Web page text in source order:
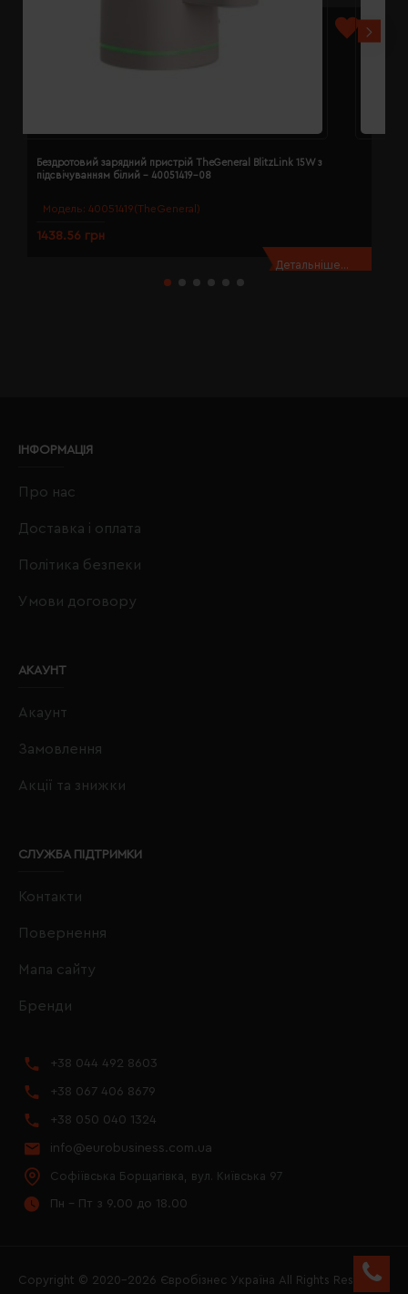
Модель: 40051419(TheGeneral)
Бездротовий зарядний пристрій TheGeneral BlitzLink 15W з
підсвічуванням білий - 40051419-08
1438.56 грн
Детальніше...
ІНФОРМАЦІЯ
Про нас
Доставка і оплата
Політика безпеки
Умови договору
АКАУНТ
Акаунт
Замовлення
Акції та знижки
СЛУЖБА ПІДТРИМКИ
Контакти
Повернення
Мапа сайту
Бренди
+38 044 492 8603
+38 067 406 8679
+38 050 040 1324
info@eurobusiness.com.ua
Софіївська Борщагівка, вул. Київська 97
Пн - Пт з 9.00 до 18.00
Copyright © 2020–2026 Євробізнес Україна All Rights Reserved